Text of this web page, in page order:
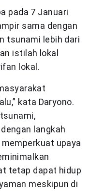
pada 7 Januari
sama dengan
tsunami lebih dari
istilah lokal
lokal.
kata Daryono.
langkah
upaya
tetap dapat hidup
meskipun di